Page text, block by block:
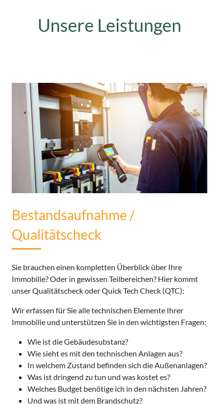
Unsere Leistungen
Bestandsaufnahme /
Qualitätscheck
Sie brauchen einen kompletten Überblick über Ihre
Immobilie? Oder in gewissen Teilbereichen? Hier kommt
unser Qualitätscheck oder Quick Tech Check (QTC):
Wir erfassen für Sie alle technischen Elemente Ihrer
Immobilie und unterstützen Sie in den wichtigsten Fragen:
Wie ist die Gebäudesubstanz?
Wie sieht es mit den technischen Anlagen aus?
In welchem Zustand befinden sich die Außenanlagen?
Was ist dringend zu tun und was kostet es?
Welches Budget benötige ich in den nächsten Jahren?
Und was ist mit dem Brandschutz?